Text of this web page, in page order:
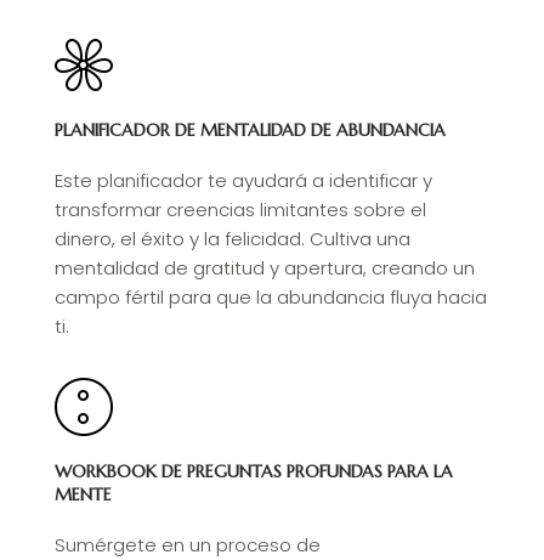
PLANIFICADOR DE MENTALIDAD DE ABUNDANCIA
Este planificador te ayudará a identificar y
transformar creencias limitantes sobre el
dinero, el éxito y la felicidad. Cultiva una
mentalidad de gratitud y apertura, creando un
campo fértil para que la abundancia fluya hacia
ti.
WORKBOOK DE PREGUNTAS PROFUNDAS PARA LA
MENTE
Sumérgete en un proceso de